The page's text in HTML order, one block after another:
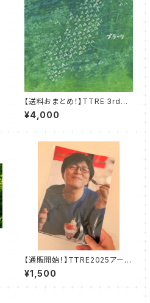
【送料おまとめ！】TTRE 3rdア
ルバム「ブラーリ」&ブラーリブッ
クセット
¥4,000
【通販開始！】TTRE2025アー写
クリアファイルB
¥1,500